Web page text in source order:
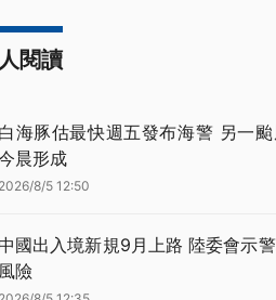
閱讀
白海豚估最快週五發布海警 另一颱
晨形成
2026/8/5 12:50
國出入境新規9月上路 陸委會示
風險